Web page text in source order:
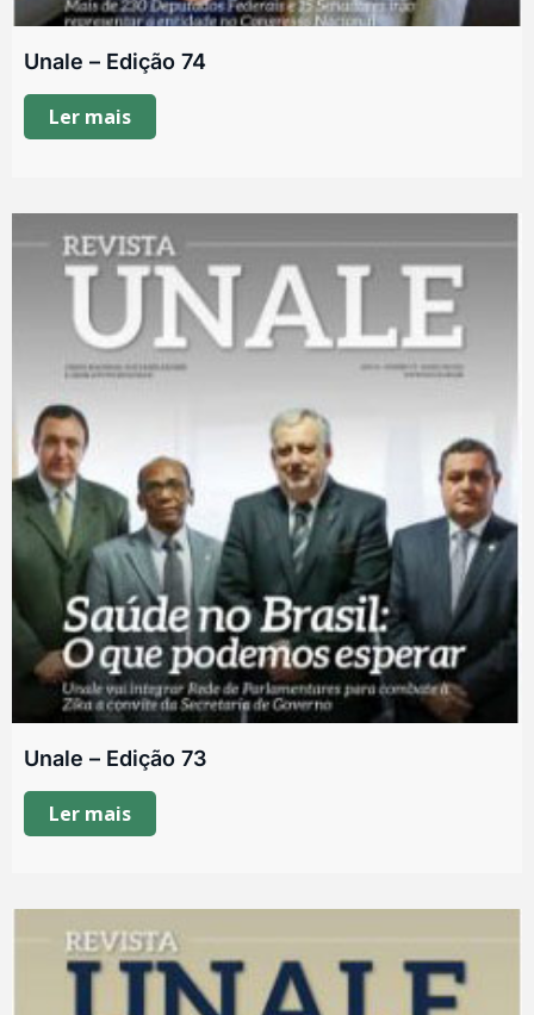
Unale – Edição 74
Ler mais
Unale – Edição 73
Ler mais